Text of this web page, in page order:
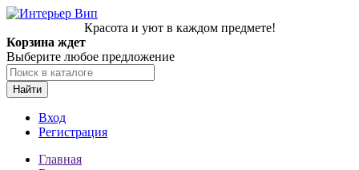
Красота и уют в каждом предмете!
Корзина ждет
Выберите любое предложение
Найти
Вход
Регистрация
Главная